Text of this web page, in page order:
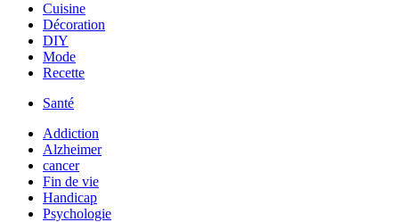
Cuisine
Décoration
DIY
Mode
Recette
Santé
Addiction
Alzheimer
cancer
Fin de vie
Handicap
Psychologie